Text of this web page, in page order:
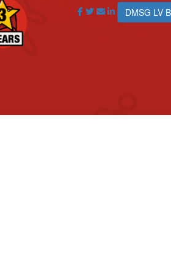
DMSG LV